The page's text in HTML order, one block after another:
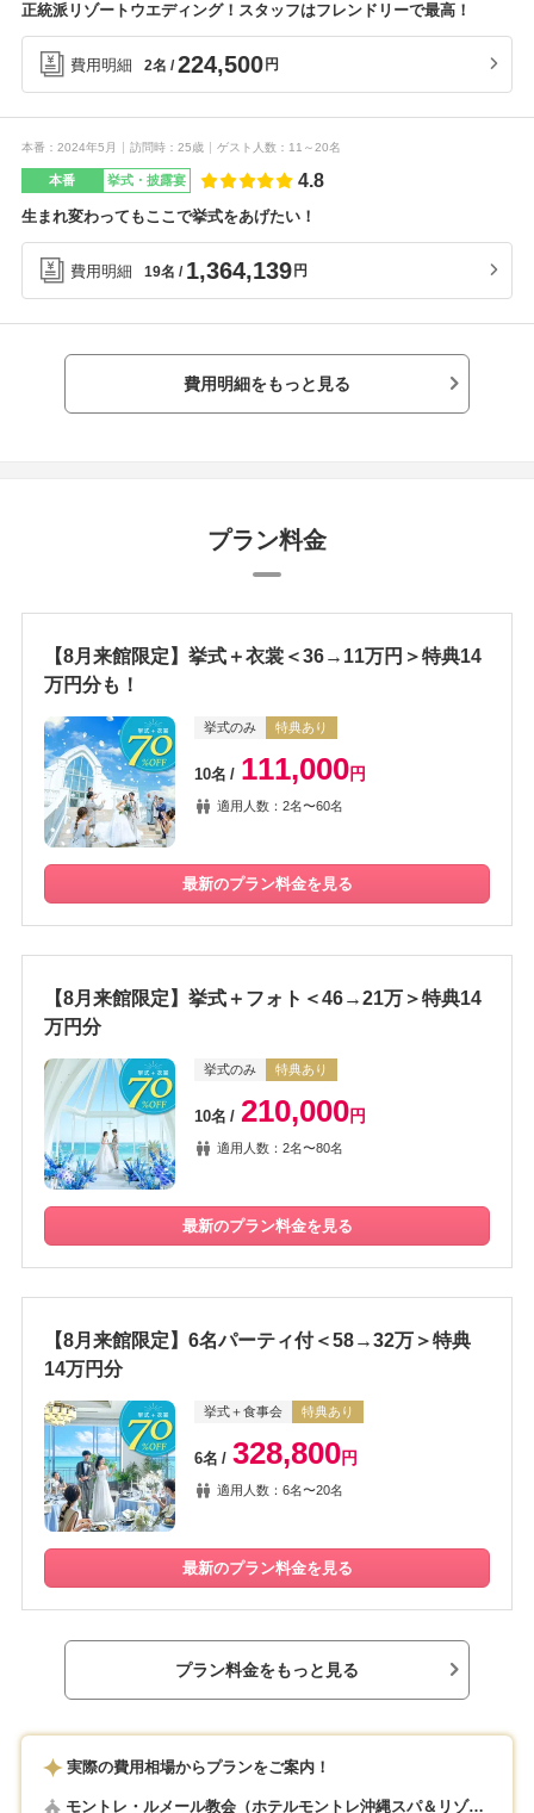
正統派リゾートウエディング！スタッフはフレンドリーで最高！
費用明細 2名 224,500 円
本番 2024年5月 訪問時 25歳 ゲスト人数 11～20名
本番 挙式・披露宴 4.8
生まれ変わってもここで挙式をあげたい！
費用明細 19名 1,364,139 円
費用明細をもっと見る
プラン料金
【8月来館限定】挙式＋衣裳＜36→11万円＞特典14
万円分も！
挙式のみ 特典あり
10名 111,000円
適用人数：2名〜60名
最新のプラン料金を見る
【8月来館限定】挙式＋フォト＜46→21万＞特典14
万円分
挙式のみ 特典あり
10名 210,000円
適用人数：2名〜80名
最新のプラン料金を見る
【8月来館限定】6名パーティ付＜58→32万＞特典
14万円分
挙式＋食事会 特典あり
6名 328,800円
適用人数：6名〜20名
最新のプラン料金を見る
プラン料金をもっと見る
実際の費用相場からプランをご案内！
モントレ・ルメール教会（ホテルモントレ沖縄スパ＆リゾー